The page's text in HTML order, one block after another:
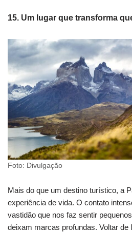
15. Um lugar que transforma
Foto: Divulgação
Mais do que um destino turístico, a
experiência de vida. O contato
vastidão que nos faz sentir
deixam marcas profundas. Voltar de